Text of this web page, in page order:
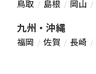
鳥取 島根 岡山
九州・沖縄
福岡 佐賀 長崎